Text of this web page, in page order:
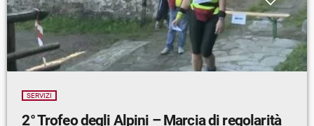
SERVIZI
2° Trofeo degli Alpini – Marcia di regolarità